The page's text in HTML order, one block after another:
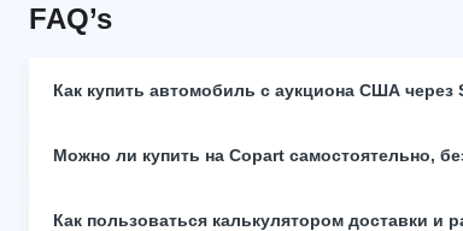
FAQ’s
Как купить автомобиль с аукциона США через
Можно ли купить на Copart самостоятельно,
Как пользоваться калькулятором доставки и